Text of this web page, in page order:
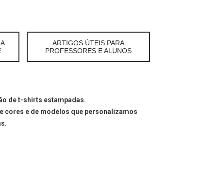
ARTIGOS ÚTEIS PARA
PROFESSORES E ALUNOS
de t-shirts estampadas.
cores e de modelos que personalizamos